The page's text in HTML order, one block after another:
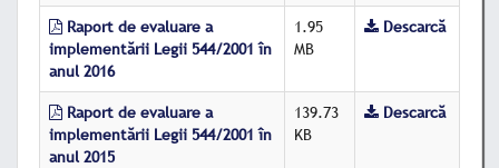
Raport de evaluare a
implementării Legii 544/2001 în
anul 2016
1.95
MB
Descarcă
Raport de evaluare a
implementării Legii 544/2001 în
anul 2015
139.73
KB
Descarcă